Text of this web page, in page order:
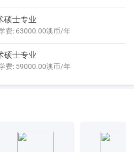
湿度常在30%到50%之间，由于干燥，
也不觉得那么寒冷，在生活上，墨尔
适。
园，被认为是澳大利亚最优秀的图书
结，位于本迪戈与奥尔伯里/沃东加校
硕士专业
费: 63000.00澳币/年
硕士专业
费: 59000.00澳币/年